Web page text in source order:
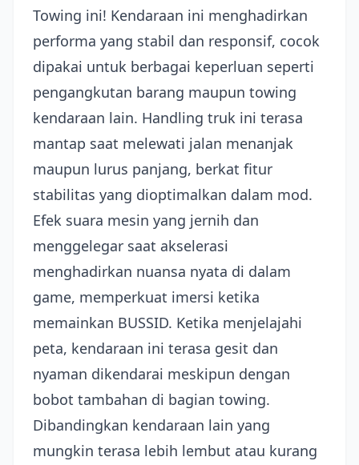
Towing ini! Kendaraan ini menghadirkan
performa yang stabil dan responsif, cocok
dipakai untuk berbagai keperluan seperti
pengangkutan barang maupun towing
kendaraan lain. Handling truk ini terasa
mantap saat melewati jalan menanjak
maupun lurus panjang, berkat fitur
stabilitas yang dioptimalkan dalam mod.
Efek suara mesin yang jernih dan
menggelegar saat akselerasi
menghadirkan nuansa nyata di dalam
game, memperkuat imersi ketika
memainkan BUSSID. Ketika menjelajahi
peta, kendaraan ini terasa gesit dan
nyaman dikendarai meskipun dengan
bobot tambahan di bagian towing.
Dibandingkan kendaraan lain yang
mungkin terasa lebih lembut atau kurang